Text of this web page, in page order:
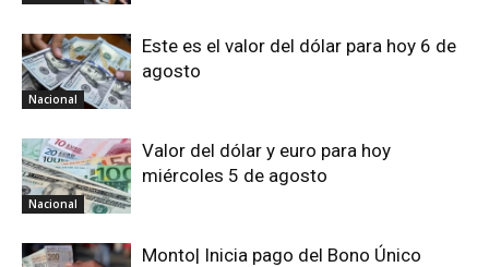
Nacional
Este es el valor del dólar para hoy 6 de
agosto
Nacional
Valor del dólar y euro para hoy
miércoles 5 de agosto
Monto| Inicia pago del Bono Único